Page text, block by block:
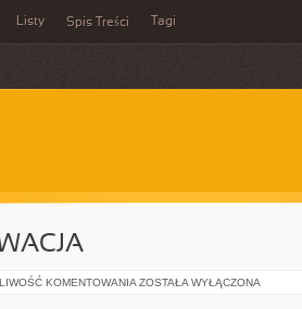
Listy Spis Treści Tagi
KOMENTOWANIA KOORDYNACJA
ZOSTAŁA WYŁĄCZONA